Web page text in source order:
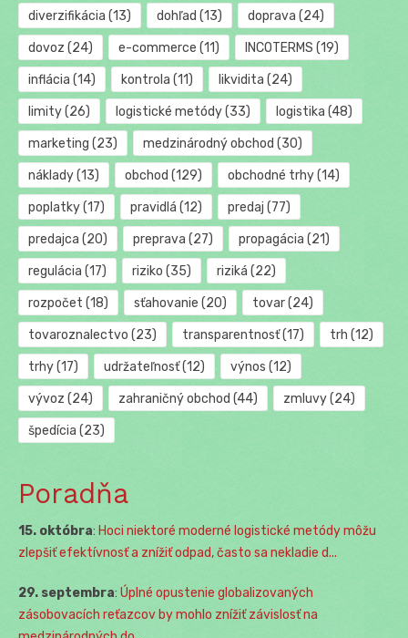
diverzifikácia (13) dohľad (13) doprava (24)
dovoz (24) e-commerce (11) INCOTERMS (19)
inflácia (14) kontrola (11) likvidita (24)
limity(26) logistické metódy(33) logistika (48)
marketing (23) medzinárodný obchod (30)
náklady(13) obchod (129) obchodné trhy(14)
poplatky(17) pravidlá (12) predaj (77)
predajca (20) preprava (27) propagácia (21)
regulácia (17) riziko (35) riziká (22)
rozpočet (18) sťahovanie (20) tovar(24)
tovaroznalectvo (23) transparentnosť(17) trh (12)
trhy(17) udržateľnosť(12) výnos (12)
vývoz (24) zahraničný obchod (44) zmluvy(24)
špedícia (23)
Poradňa
15. októbra: Hoci niektoré moderné logistické metódy môžu
zlepšiť efektívnosť a znížiť odpad, často sa nekladie d...
29. septembra: Úplné opustenie globalizovaných
zásobovacích reťazcov by mohlo znížiť závislosť na